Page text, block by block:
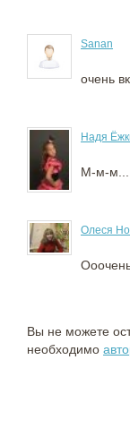
Sanan
очень
Надя
М-м-м...
Олеся
Вы не можете
необходимо